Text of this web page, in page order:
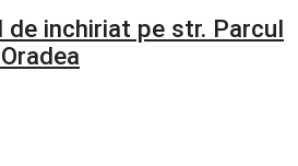
inchiriat pe str. Parcul